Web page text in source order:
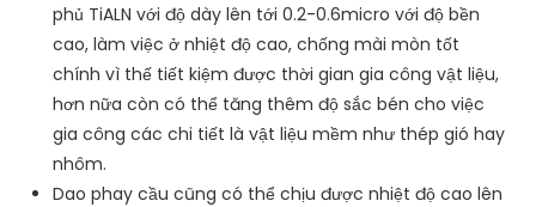
phủ TiALN với độ dày lên tới 0.2-0.6micro với độ bền
cao, làm việc ở nhiệt độ cao, chống mài mòn tốt
chính vì thế tiết kiệm được thời gian gia công vật liệu,
hơn nữa còn có thể tăng thêm độ sắc bén cho việc
gia công các chi tiết là vật liệu mềm như thép gió hay
nhôm.
Dao phay cầu cũng có thể chịu được nhiệt độ cao lên